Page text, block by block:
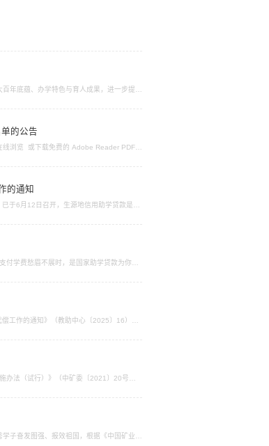
年底蕴、办学特色与育人成果，进一步提升
的公告
线浏览 或下载免费的 Adobe Reader PDF
的通知
于6月12日召开，生源地信用助学贷款是国
付学费愁眉不展时，是国家助学贷款为你解
工作的通知》（教助中心〔2025〕16）文
办法（试行）》（中矿委〔2021〕20号）
学子奋发图强、报效祖国，根据《中国矿业大